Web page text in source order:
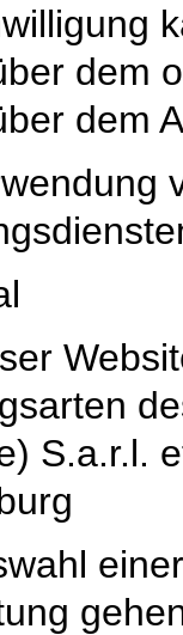
dem
dem
S.a.r.l.